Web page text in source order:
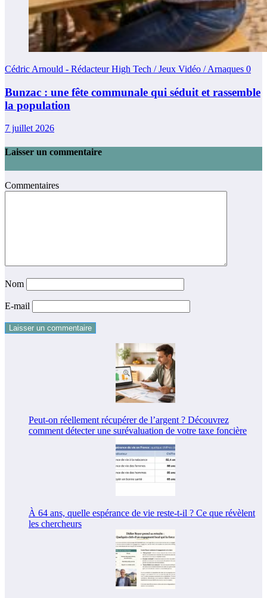
Cédric Arnould - Rédacteur High Tech / Jeux Vidéo / Arnaques 0
Bunzac : une fête communale qui séduit et rassemble
la population
7 juillet 2026
Laisser un commentaire
Commentaires
Nom
E-mail
Peut-on réellement récupérer de l’argent ? Découvrez
comment détecter une surévaluation de votre taxe foncière
À 64 ans, quelle espérance de vie reste-t-il ? Ce que révèlent
les chercheurs